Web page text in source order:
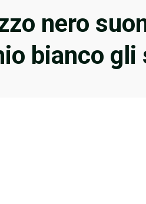
nero
bianco gli